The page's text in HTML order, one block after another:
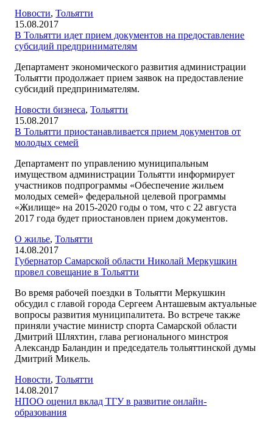
Новости,Тольятти
15.08.2017
В Тольятти идет прием документов на предоставление
субсидий предпринимателям
Департамент экономического развития администрации
Тольятти продолжает прием заявок на предоставление
субсидий предпринимателям.
Новости бизнеса,Тольятти
15.08.2017
В Тольятти приостанавливается прием документов от
молодых семей
Департамент по управлению муниципальным
имуществом администрации Тольятти информирует
участников подпрограммы «Обеспечение жильем
молодых семей» федеральной целевой программы
«Жилище» на 2015-2020 годы о том, что с 22 августа
2017 года будет приостановлен прием документов.
О жилье,Тольятти
14.08.2017
Губернатор Самарской области Николай Меркушкин
провел совещание в Тольятти
Во время рабочей поездки в Тольятти Меркушкин
обсудил с главой города Сергеем Анташевым актуальные
вопросы развития муниципалитета. Во встрече также
приняли участие министр спорта Самарской области
Дмитрий Шляхтин, глава регионального минстроя
Александр Баландин и председатель тольяттинской думы
Дмитрий Микель.
Новости,Тольятти
14.08.2017
НПОО оценил вклад ТГУ в развитие онлайн-
образования